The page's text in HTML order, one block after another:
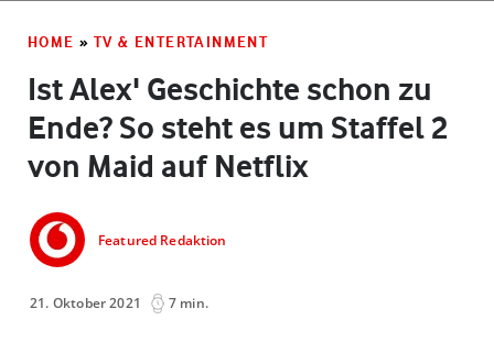
HOME » TV & ENTERTAINMENT
Ist Alex' Geschichte schon zu
Ende? So steht es um Staffel 2
von Maid auf Netflix
Featured Redaktion
21. Oktober 2021 7 min.